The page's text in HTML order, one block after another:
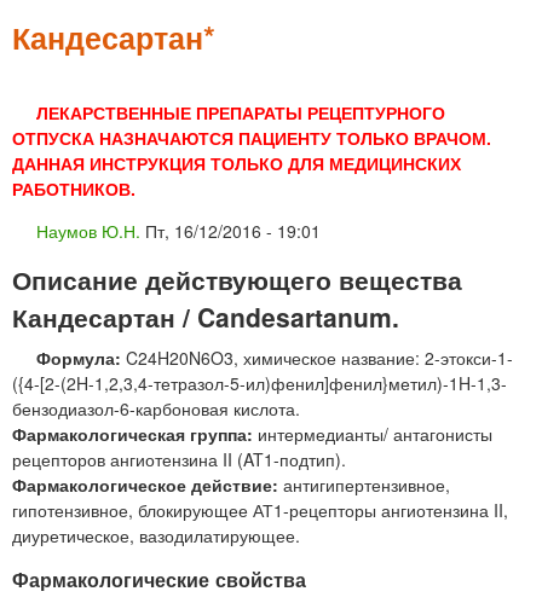
Кандесартан*
ЛЕКАРСТВЕННЫЕ ПРЕПАРАТЫ РЕЦЕПТУРНОГО
ОТПУСКА НАЗНАЧАЮТСЯ ПАЦИЕНТУ ТОЛЬКО ВРАЧОМ.
ДАННАЯ ИНСТРУКЦИЯ ТОЛЬКО ДЛЯ МЕДИЦИНСКИХ
РАБОТНИКОВ.
Наумов Ю.Н. Пт, 16/12/2016 - 19:01
Описание действующего вещества
Кандесартан / Candesartanum.
Формула: C24H20N6O3, химическое название: 2-этокси-1-
({4-[2-(2H-1,2,3,4-тетразол-5-ил)фенил]фенил}метил)-1H-1,3-
бензодиазол-6-карбоновая кислота.
Фармакологическая группа: интермедианты/ антагонисты
рецепторов ангиотензина II (AT1-подтип).
Фармакологическое действие: антигипертензивное,
гипотензивное, блокирующее АТ1-рецепторы ангиотензина II,
диуретическое, вазодилатирующее.
Фармакологические свойства